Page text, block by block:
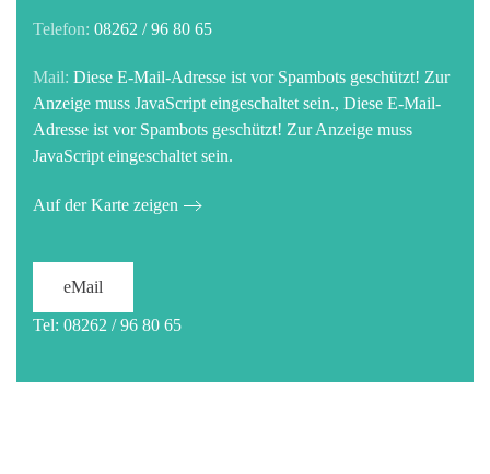
Telefon: 08262 / 96 80 65
Mail: Diese E-Mail-Adresse ist vor Spambots geschützt! Zur
Anzeige muss JavaScript eingeschaltet sein., Diese E-Mail-
Adresse ist vor Spambots geschützt! Zur Anzeige muss
JavaScript eingeschaltet sein.
Auf der Karte zeigen
eMail
Tel: 08262 / 96 80 65